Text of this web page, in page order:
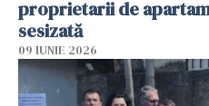
proprietarii de
sesizată
09 IUNIE 2026